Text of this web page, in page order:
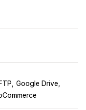
FTP Google Drive